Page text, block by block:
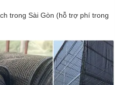
trong Sài Gòn (hỗ trợ phí trong